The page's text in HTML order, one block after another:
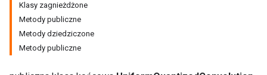
Klasy zagnieżdżone
Metody publiczne
Metody dziedziczone
Metody publiczne